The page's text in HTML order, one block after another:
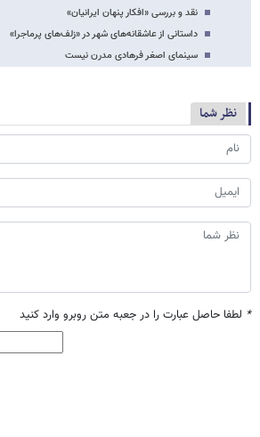
نقد و بررسی «افکار پنهان ایرانیان»
داستانی از عاشقانه‌های شهر در «زلف‌های پرماجرا»
سینمای اصغر فرهادی مدرن نیست
نظر شما
* لطفا حاصل عبارت را در جعبه متن روبرو وارد کنید